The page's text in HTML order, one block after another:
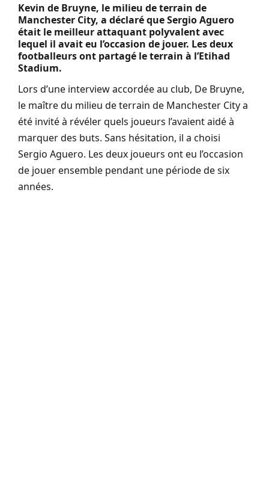
Kevin de Bruyne, le milieu de terrain de
Manchester City, a déclaré que Sergio Aguero
était le meilleur attaquant polyvalent avec
lequel il avait eu l’occasion de jouer. Les deux
footballeurs ont partagé le terrain à l’Etihad
Stadium.
Lors d’une interview accordée au club, De Bruyne,
le maître du milieu de terrain de Manchester City a
été invité à révéler quels joueurs l’avaient aidé à
marquer des buts. Sans hésitation, il a choisi
Sergio Aguero. Les deux joueurs ont eu l’occasion
de jouer ensemble pendant une période de six
années.